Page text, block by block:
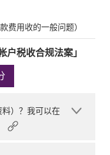
费用收的一般问题）
户税收合规法案」
）？我可以在